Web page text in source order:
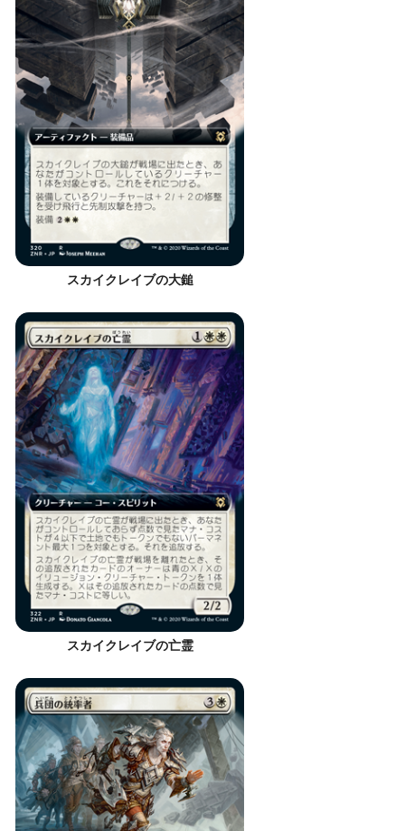
スカイクレイブの大鎚
スカイクレイブの亡霊